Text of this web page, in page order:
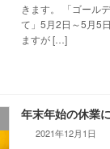
きます。 「ゴール
て」5月2日～5月5
ますが […]
年末年始の休業
2021年12月1日